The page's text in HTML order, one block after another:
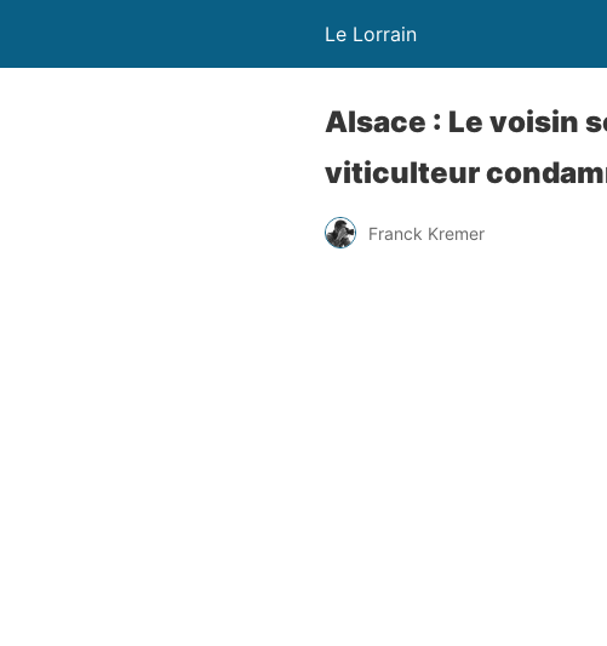
Le Lorrain
Alsace : Le voisin
viticulteur
Franck Kremer